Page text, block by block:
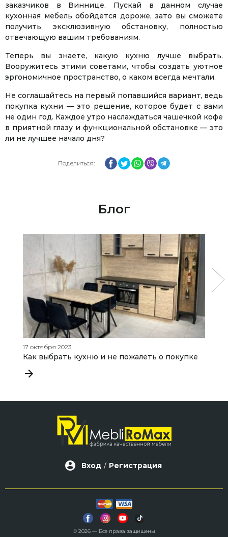
заказчиков в Виннице. Пускай в данном случае
кухонная мебель обойдется дороже, зато вы сможете
получить эксклюзивную обстановку, полностью
отвечающую вашим требованиям.
Теперь вы знаете, какую кухню лучше выбрать.
Вооружитесь этими советами, чтобы создать уютное
эргономичное пространство, о каком всегда мечтали.
Не соглашайтесь на первый попавшийся вариант, ведь
покупка кухни — это решение, которое будет с вами
не один год. Каждое утро наслаждаться чашечкой кофе
в приятной глазу и функциональной обстановке — это
ли не лучшее начало дня?
Поделиться: Facebook
TwitterWhatsApp
Viber
Блог
17 октября 2023
Как выбрать кухню и не пожалеть о покупке
Вход / Регистрация
© 2026 — Все права защищены